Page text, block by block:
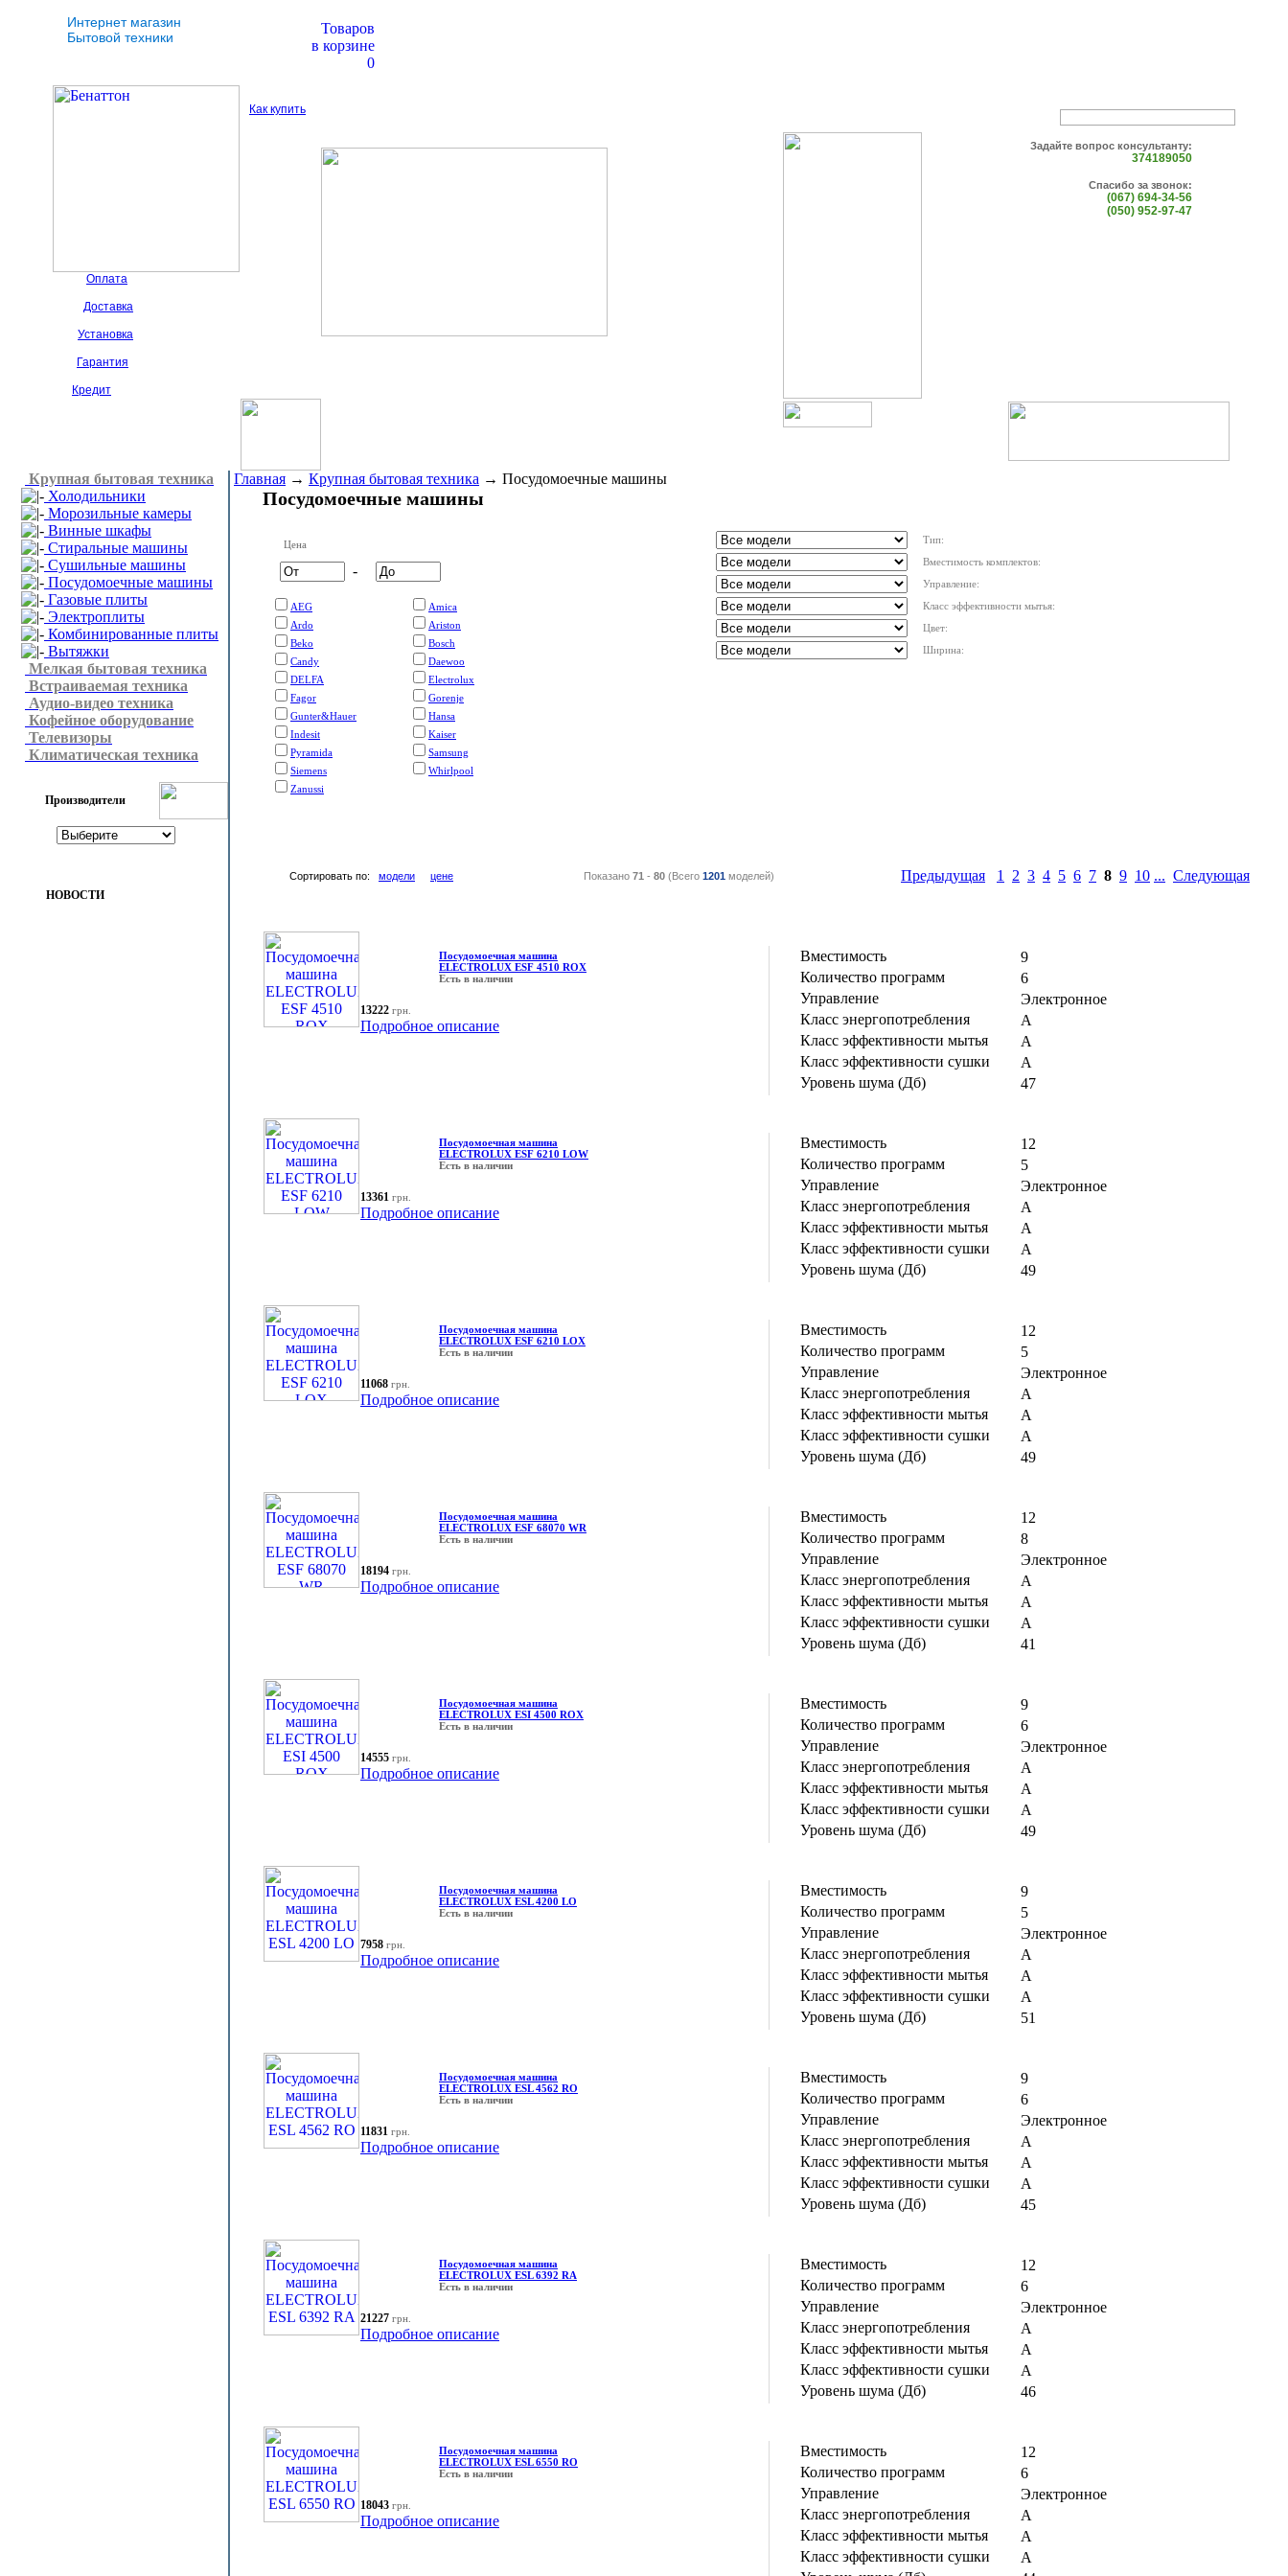
Интернет магазин
Бытовой техники
Товаров
в корзине
0
Как купить
Оплата
Доставка
Установка
Гарантия
Кредит
Задайте вопрос консультанту:
374189050
Спасибо за звонок:
(067) 694-34-56
(050) 952-97-47
Крупная бытовая техника
Холодильники
Морозильные камеры
Винные шкафы
Стиральные машины
Сушильные машины
Посудомоечные машины
Газовые плиты
Электроплиты
Комбинированные плиты
Вытяжки
Мелкая бытовая техника
Встраиваемая техника
Аудио-видео техника
Кофейное оборудование
Телевизоры
Климатическая техника
Производители
НОВОСТИ
Главная → Крупная бытовая техника → Посудомоечные машины
Посудомоечные машины
Цена
-
AEG
Amica
Ardo
Ariston
Beko
Bosch
Candy
Daewoo
DELFA
Electrolux
Fagor
Gorenje
Gunter&Hauer
Hansa
Indesit
Kaiser
Pyramida
Samsung
Siemens
Whirlpool
Zanussi
Тип:
Вместимость комплектов:
Управление:
Класс эффективности мытья:
Цвет:
Ширина:
Сортировать по: модели цене Показано 71 - 80(Всего 1201моделей) Предыдущая 1 2 3 4 5 6 7 8 9 10 ... Следующая
Посудомоечная машина
ELECTROLUX ESF 4510 ROX
Есть в наличии
Вместимость
9
Количество программ
6
Управление
Электронное
Класс энергопотребления
А
Класс эффективности мытья
А
Класс эффективности сушки
А
Уровень шума (Дб)
47
13222 грн.
Подробное описание
Посудомоечная машина
ELECTROLUX ESF 6210 LOW
Есть в наличии
Вместимость
12
Количество программ
5
Управление
Электронное
Класс энергопотребления
А
Класс эффективности мытья
А
Класс эффективности сушки
А
Уровень шума (Дб)
49
13361 грн.
Подробное описание
Посудомоечная машина
ELECTROLUX ESF 6210 LOX
Есть в наличии
Вместимость
12
Количество программ
5
Управление
Электронное
Класс энергопотребления
А
Класс эффективности мытья
А
Класс эффективности сушки
А
Уровень шума (Дб)
49
11068 грн.
Подробное описание
Посудомоечная машина
ELECTROLUX ESF 68070 WR
Есть в наличии
Вместимость
12
Количество программ
8
Управление
Электронное
Класс энергопотребления
А
Класс эффективности мытья
А
Класс эффективности сушки
А
Уровень шума (Дб)
41
18194 грн.
Подробное описание
Посудомоечная машина
ELECTROLUX ESI 4500 ROX
Есть в наличии
Вместимость
9
Количество программ
6
Управление
Электронное
Класс энергопотребления
А
Класс эффективности мытья
А
Класс эффективности сушки
А
Уровень шума (Дб)
49
14555 грн.
Подробное описание
Посудомоечная машина
ELECTROLUX ESL 4200 LO
Есть в наличии
Вместимость
9
Количество программ
5
Управление
Электронное
Класс энергопотребления
А
Класс эффективности мытья
А
Класс эффективности сушки
А
Уровень шума (Дб)
51
7958 грн.
Подробное описание
Посудомоечная машина
ELECTROLUX ESL 4562 RO
Есть в наличии
Вместимость
9
Количество программ
6
Управление
Электронное
Класс энергопотребления
А
Класс эффективности мытья
А
Класс эффективности сушки
А
Уровень шума (Дб)
45
11831 грн.
Подробное описание
Посудомоечная машина
ELECTROLUX ESL 6392 RA
Есть в наличии
Вместимость
12
Количество программ
6
Управление
Электронное
Класс энергопотребления
А
Класс эффективности мытья
А
Класс эффективности сушки
А
Уровень шума (Дб)
46
21227 грн.
Подробное описание
Посудомоечная машина
ELECTROLUX ESL 6550 RO
Есть в наличии
Вместимость
12
Количество программ
6
Управление
Электронное
Класс энергопотребления
А
Класс эффективности мытья
А
Класс эффективности сушки
А
18043 грн.
Подробное описание